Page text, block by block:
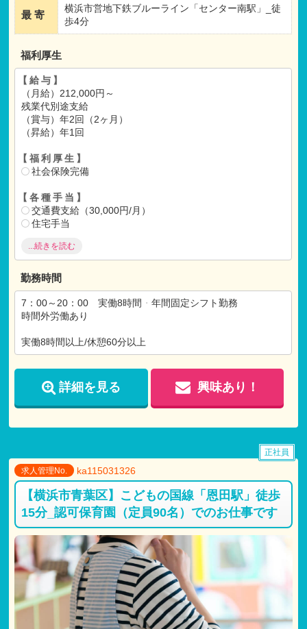
最 寄
横浜市営地下鉄ブルーライン「センター南駅」_徒
歩4分
福利厚生
【給与】
（月給）212,000円～
残業代別途支給
（賞与）年2回（2ヶ月）
（昇給）年1回
【福利厚生】
社会保険完備
【各種手当】
交通費支給（30,000円/月）
住宅手当
単身者用社宅あり（月額自己負担 20,000円）
退職金制度
※試用期間：有
試用期間：6ヶ月間
仕事内容：本採用と変わらず
...続きを読む
勤務時間
7：00～20：00 実働8時間 ・ 年間固定シフト勤務
時間外労働あり
実働8時間以上/休憩60分以上
詳細を見る 興味あり！
求人管理No. ka115031326
【横浜市青葉区】こどもの国線「恩田駅」徒歩
15分_認可保育園（定員90名）でのお仕事です
正社員